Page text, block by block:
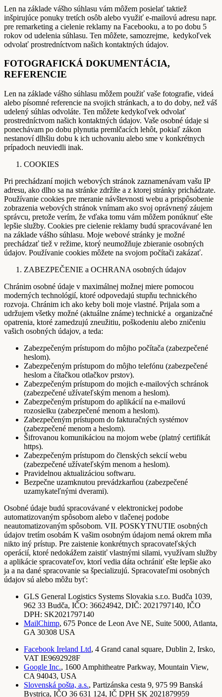
Len na základe vášho súhlasu vám môžem posielať taktiež
inšpirujúce ponuky tretích osôb alebo využiť e-mailovú adresu napr.
pre remarketing a cielenie reklamy na Facebooku, a to po dobu 5
rokov od udelenia súhlasu. Ten môžete, samozrejme, kedykoľvek
odvolať prostredníctvom našich kontaktných údajov.
FOTOGRAFICKÁ DOKUMENTÁCIA,
REFERENCIE
Len na základe vášho súhlasu môžem použiť vaše fotografie, videá
alebo písomné referencie na svojich stránkach, a to do doby, než váš
udelený súhlas odvoláte. Ten môžete kedykoľvek odvolať
prostredníctvom našich kontaktných údajov. Vaše osobné údaje si
ponechávam po dobu plynutia premlčacích lehôt, pokiaľ zákon
nestanoví dlhšiu dobu k ich uchovaniu alebo sme v konkrétnych
prípadoch neuviedli inak.
COOKIES
Pri prechádzaní mojich webových stránok zaznamenávam vašu IP
adresu, ako dlho sa na stránke zdržíte a z ktorej stránky prichádzate.
Používanie cookies pre meranie návštevnosti webu a prispôsobenie
zobrazenia webových stránok vnímam ako svoj oprávnený záujem
správcu, pretože verím, že vďaka tomu vám môžem ponúknuť ešte
lepšie služby. Cookies pre cielenie reklamy budú spracovávané len
na základe vášho súhlasu. Moje webové stránky je možné
prechádzať tiež v režime, ktorý neumožňuje zbieranie osobných
údajov. Používanie cookies môžete na svojom počítači zakázať.
ZABEZPEČENIE a OCHRANA osobných údajov
Chránim osobné údaje v maximálnej možnej miere pomocou
moderných technológií, ktoré odpovedajú stupňu technického
rozvoja. Chránim ich ako keby boli moje vlastné. Prijala som a
udržujem všetky možné (aktuálne známe) technické a organizačné
opatrenia, ktoré zamedzujú zneužitiu, poškodeniu alebo zničeniu
vašich osobných údajov, a teda:
Zabezpečeným prístupom do môjho počítača (zabezpečené
heslom).
Zabezpečeným prístupom do môjho telefónu (zabezpečené
heslom a čítačkou otlačkov prstov).
Zabezpečeným prístupom do mojich e-mailových schránok
(zabezpečené užívateľským menom a heslom).
Zabezpečeným prístupom do aplikácií na e-mailovú
rozosielku (zabezpečené menom a heslom).
Zabezpečeným prístupom do fakturačných systémov
(zabezpečené menom a heslom).
Šifrovanou komunikáciou na mojom webe (platný certifikát
https).
Zabezpečeným prístupom do členských sekcií webu
(zabezpečené užívateľským menom a heslom).
Pravidelnou aktualizáciou softwaru.
Bezpečne uzamknutou prevádzkarňou (zabezpečené
uzamykateľnými dverami).
Osobné údaje budú spracovávané v elektronickej podobe
automatizovaným spôsobom alebo v tlačenej podobe
neautomatizovaným spôsobom. VII. POSKYTNUTIE osobných
údajov tretím osobám K vašim osobným údajom nemá okrem mňa
nikto iný prístup. Pre zaistenie konkrétnych spracovateľských
operácií, ktoré nedokážem zaistiť vlastnými silami, využívam služby
a aplikácie spracovateľov, ktorí vedia dáta ochrániť ešte lepšie ako
ja a na dané spracovanie sa špecializujú. Spracovateľmi osobných
údajov sú alebo môžu byť:
GLS General Logistics Systems Slovakia s.r.o. Budča 1039,
962 33 Budča, IČO: 36624942, DIČ: 2021797140, IČO
DPH: SK2021797140
MailChimp, 675 Ponce de Leon Ave NE, Suite 5000, Atlanta,
GA 30308 USA
Facebook Ireland Ltd, 4 Grand canal square, Dublin 2, Irsko,
VAT IE9692928F
Google Inc., 1600 Amphitheatre Parkway, Mountain View,
CA 94043, USA
Slovenská pošta, a.s., Partizánska cesta 9, 975 99 Banská
Bystrica, IČO 36 631 124, IČ DPH SK 2021879959